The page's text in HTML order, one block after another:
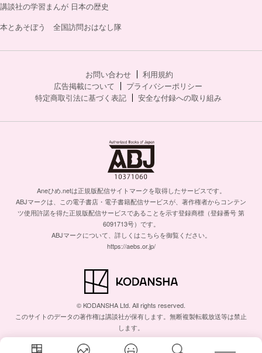
講談社の学習まんが 日本の歴史
本とあそぼう 全国訪問おはなし隊
お問い合わせ
利用規約
広告掲載について
プライバシーポリシー
特定商取引法に基づく表記
安全な付録への取り組み
Aneひめ.netは正規版配信サイトマークを取得したサービスです。
ABJマークは、この電子書店・電子書籍配信サービスが、著作権者からコンテン
ツ使用許諾を得た正規版配信サービスであることを示す登録商標（登録番号 第
6091713号）です。
ABJマークについて、詳しくはこちらを御覧ください。
https://aebs.or.jp/
© KODANSHA Ltd. All rights reserved.
このサイトのデータの著作権は講談社が保有します。無断複製転載放送等は禁止
します。